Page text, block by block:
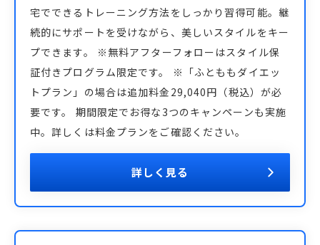
宅でできるトレーニング方法をしっかり習得可能。継
続的にサポートを受けながら、美しいスタイルをキー
プできます。 ※無料アフターフォローはスタイル保
証付きプログラム限定です。 ※「ふとももダイエッ
トプラン」の場合は追加料金29,040円（税込）が必
要です。 期間限定でお得な3つのキャンペーンも実施
中。詳しくは料金プランをご確認ください。
詳しく見る